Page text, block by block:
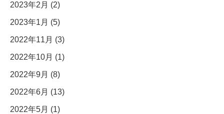
2023年2月 (2)
2023年1月 (5)
2022年11月 (3)
2022年10月 (1)
2022年9月 (8)
2022年6月 (13)
2022年5月 (1)